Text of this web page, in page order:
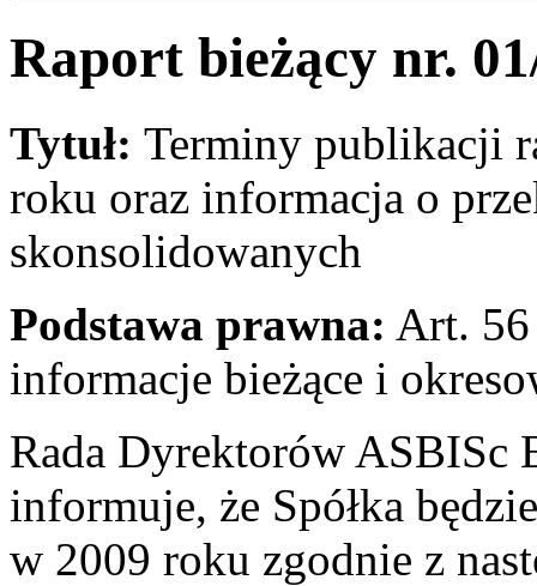
Raport bieżący nr.
Tytuł: Terminy publikacji
roku oraz informacja o
skonsolidowanych
Podstawa prawna: Art.
informacje bieżące i
Rada Dyrektorów ASBISc
informuje, że Spółka
w 2009 roku zgodnie z